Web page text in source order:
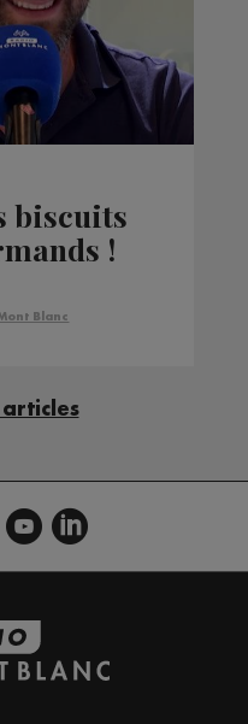
biscuits
!
Blanc
articles